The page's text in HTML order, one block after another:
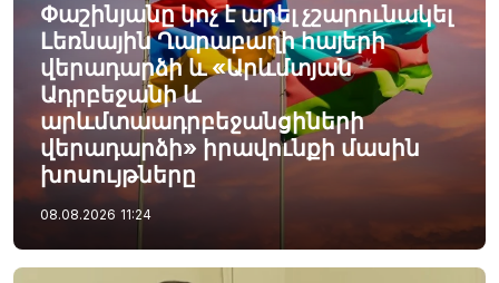
Փաշինյանը կոչ է արել չշարունակել
Լեռնային Ղարաբաղի հայերի
վերադարձի և «Արևմտյան
Ադրբեջանի և
արևմտաադրբեջանցիների
վերադարձի» իրավունքի մասին
խոսույթները
08.08.2026 11:24